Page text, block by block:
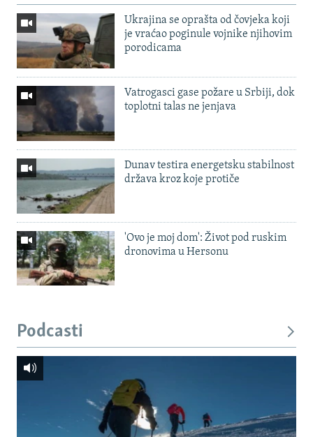
Ukrajina se oprašta od čovjeka koji
je vraćao poginule vojnike njihovim
porodicama
Vatrogasci gase požare u Srbiji, dok
toplotni talas ne jenjava
Dunav testira energetsku stabilnost
država kroz koje protiče
'Ovo je moj dom': Život pod ruskim
dronovima u Hersonu
Podcasti